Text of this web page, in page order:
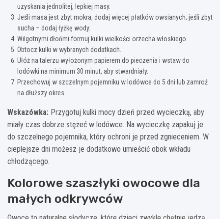
uzyskania jednolitej, lepkiej masy.
Jeśli masa jest zbyt mokra, dodaj więcej płatków owsianych; jeśli zbyt
sucha – dodaj łyżkę wody.
Wilgotnymi dłońmi formuj kulki wielkości orzecha włoskiego.
Obtocz kulki w wybranych dodatkach.
Ułóż na talerzu wyłożonym papierem do pieczenia i wstaw do
lodówki na minimum 30 minut, aby stwardniały.
Przechowuj w szczelnym pojemniku w lodówce do 5 dni lub zamroź
na dłuższy okres.
Wskazówka: Przygotuj kulki mocy dzień przed wycieczką, aby
miały czas dobrze stężeć w lodówce. Na wycieczkę zapakuj je
do szczelnego pojemnika, który ochroni je przed zgnieceniem. W
cieplejsze dni możesz je dodatkowo umieścić obok wkładu
chłodzącego.
Kolorowe szaszłyki owocowe dla
małych odkrywców